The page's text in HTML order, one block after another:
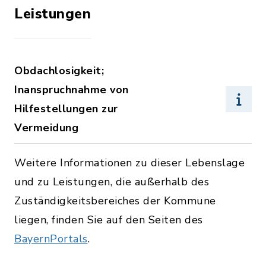
Leistungen
Obdachlosigkeit;
Inanspruchnahme von
Hilfestellungen zur
Vermeidung
Weitere Informationen zu dieser Lebenslage
und zu Leistungen, die außerhalb des
Zuständigkeitsbereiches der Kommune
liegen, finden Sie auf den Seiten des
BayernPortals.